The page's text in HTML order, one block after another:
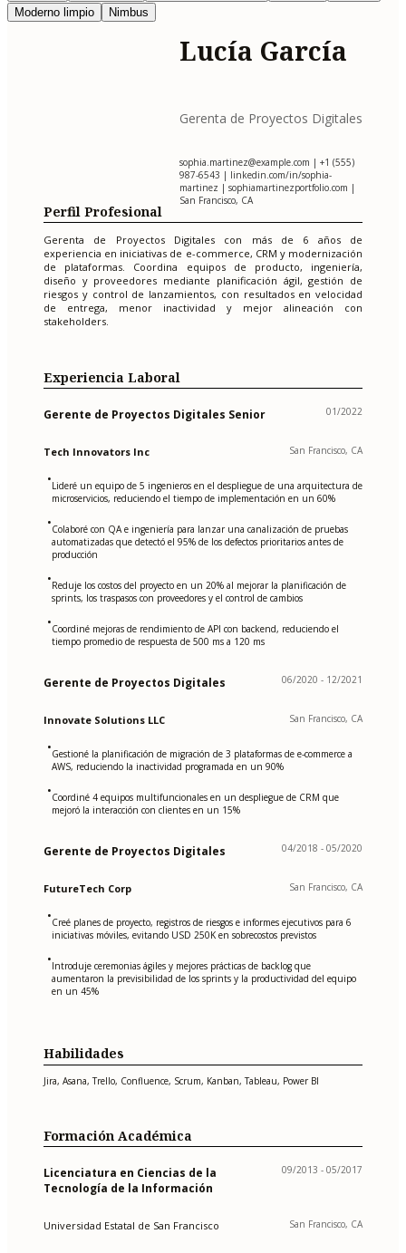
Moderno limpio
Nimbus
Lucía García
Gerenta de Proyectos Digitales
sophia.martinez@example.com | +1 (555)
987-6543 | linkedin.com/in/sophia-
martinez | sophiamartinezportfolio.com |
San Francisco, CA
Perfil Profesional
Gerenta de Proyectos Digitales con más de 6 años de
experiencia en iniciativas de e-commerce, CRM y modernización
de plataformas. Coordina equipos de producto, ingeniería,
diseño y proveedores mediante planificación ágil, gestión de
riesgos y control de lanzamientos, con resultados en velocidad
de entrega, menor inactividad y mejor alineación con
stakeholders.
Experiencia Laboral
Gerente de Proyectos Digitales Senior 01/2022
Tech Innovators Inc San Francisco, CA
•Lideré un equipo de 5 ingenieros en el despliegue de una arquitectura de
microservicios, reduciendo el tiempo de implementación en un 60%
•Colaboré con QA e ingeniería para lanzar una canalización de pruebas
automatizadas que detectó el 95% de los defectos prioritarios antes de
producción
•Reduje los costos del proyecto en un 20% al mejorar la planificación de
sprints, los traspasos con proveedores y el control de cambios
•Coordiné mejoras de rendimiento de API con backend, reduciendo el
tiempo promedio de respuesta de 500 ms a 120 ms
Gerente de Proyectos Digitales 06/2020 - 12/2021
Innovate Solutions LLC San Francisco, CA
•Gestioné la planificación de migración de 3 plataformas de e-commerce a
AWS, reduciendo la inactividad programada en un 90%
•Coordiné 4 equipos multifuncionales en un despliegue de CRM que
mejoró la interacción con clientes en un 15%
Gerente de Proyectos Digitales 04/2018 - 05/2020
FutureTech Corp San Francisco, CA
•Creé planes de proyecto, registros de riesgos e informes ejecutivos para 6
iniciativas móviles, evitando USD 250K en sobrecostos previstos
•Introduje ceremonias ágiles y mejores prácticas de backlog que
aumentaron la previsibilidad de los sprints y la productividad del equipo
en un 45%
Habilidades
Jira, Asana, Trello, Confluence, Scrum, Kanban, Tableau, Power BI
Formación Académica
Licenciatura en Ciencias de la
Tecnología de la Información
09/2013 - 05/2017
Universidad Estatal de San Francisco San Francisco, CA